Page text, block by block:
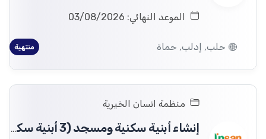
الموعد النهائي: 03/08/2026
حلب, إدلب, حماة منتهية
منظمة انسان الخيرية
إنشاء أبنية سكنية ومسجد (3 أبنية سكنية، كل بناء 8 شقة ومسجد